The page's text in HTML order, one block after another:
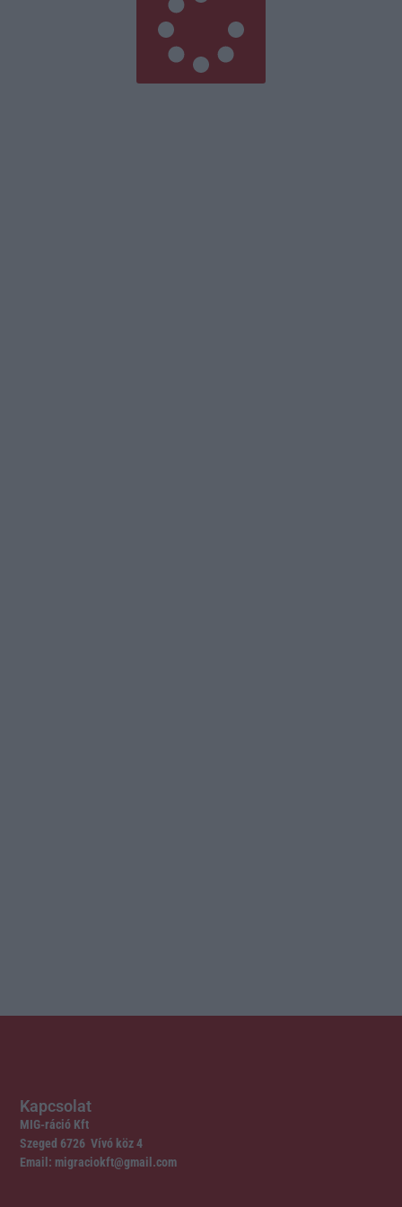
Kapcsolat
MIG-ráció Kft
Szeged 6726 Vívó köz 4
Email: migraciokft@gmail.com